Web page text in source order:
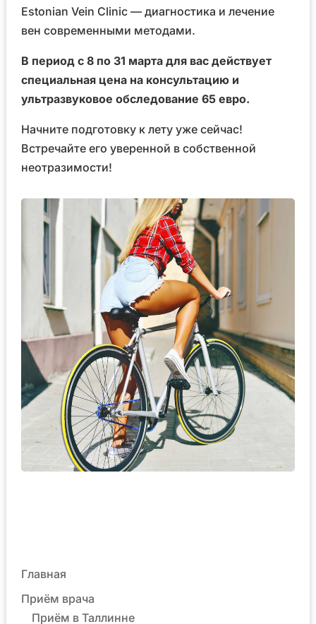
Estonian Vein Clinic — диагностика и лечение
вен современными методами.
В период с 8 по 31 марта для вас действует
специальная цена на консультацию и
ультразвуковое обследование 65 евро.
Начните подготовку к лету уже сейчас!
Встречайте его уверенной в собственной
неотразимости!
Главная
Приём врача
Приём в Таллинне